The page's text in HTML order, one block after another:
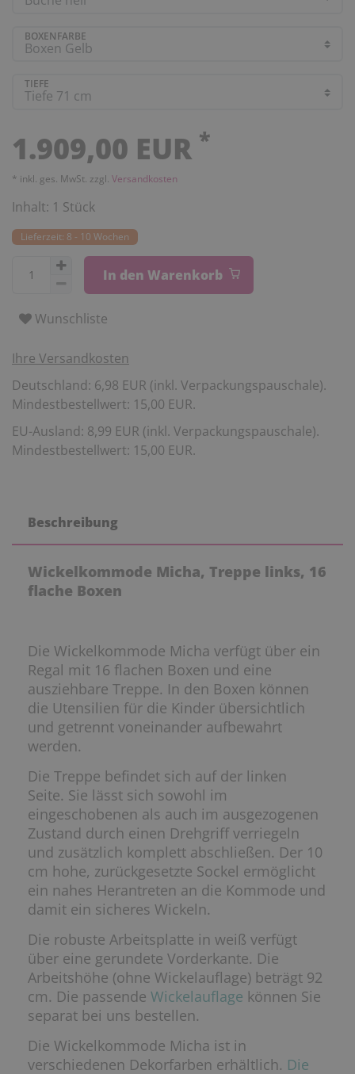
BOXENFARBE
TIEFE
1.909,00 EUR *
* inkl. ges. MwSt. zzgl. Versandkosten
Inhalt: 1 Stück
Lieferzeit: 8 - 10 Wochen
In den Warenkorb
Wunschliste
Ihre Versandkosten
Deutschland: 6,98 EUR (inkl. Verpackungspauschale).
Mindestbestellwert: 15,00 EUR.
EU-Ausland: 8,99 EUR (inkl. Verpackungspauschale).
Mindestbestellwert: 15,00 EUR.
Beschreibung
Wickelkommode Micha, Treppe links, 16
flache Boxen
Die Wickelkommode Micha verfügt über ein
Regal mit 16 flachen Boxen und eine
ausziehbare Treppe. In den Boxen können
die Utensilien für die Kinder übersichtlich
und getrennt voneinander aufbewahrt
werden.
Die Treppe befindet sich auf der linken
Seite. Sie lässt sich sowohl im
eingeschobenen als auch im ausgezogenen
Zustand durch einen Drehgriff verriegeln
und zusätzlich komplett abschließen. Der 10
cm hohe, zurückgesetzte Sockel ermöglicht
ein nahes Herantreten an die Kommode und
damit ein sicheres Wickeln.
Die robuste Arbeitsplatte in weiß verfügt
über eine gerundete Vorderkante. Die
Arbeitshöhe (ohne Wickelauflage) beträgt 92
cm. Die passende Wickelauflage können Sie
separat bei uns bestellen.
Die Wickelkommode Micha ist in
verschiedenen Dekorfarben erhältlich. Die